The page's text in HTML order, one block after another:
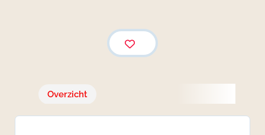
Overzicht